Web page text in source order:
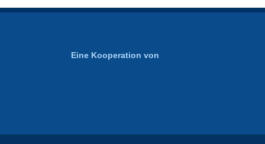
Eine Kooperation von